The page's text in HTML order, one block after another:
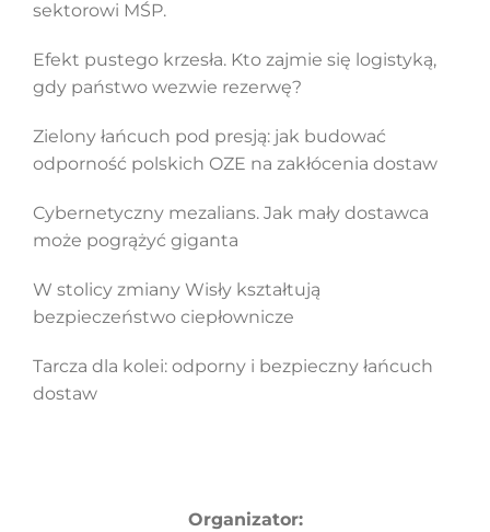
sektorowi MŚP.
Efekt pustego krzesła. Kto zajmie się logistyką,
gdy państwo wezwie rezerwę?
Zielony łańcuch pod presją: jak budować
odporność polskich OZE na zakłócenia dostaw
Cybernetyczny mezalians. Jak mały dostawca
może pogrążyć giganta
W stolicy zmiany Wisły kształtują
bezpieczeństwo ciepłownicze
Tarcza dla kolei: odporny i bezpieczny łańcuch
dostaw
Organizator: